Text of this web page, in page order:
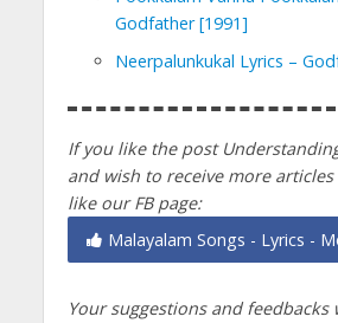
Godfather [1991]
Neerpalunkukal Lyrics –
If you like the post
and wish to receive more
like our FB page:
Malayalam Songs - Lyrics -
Your suggestions and feedbacks